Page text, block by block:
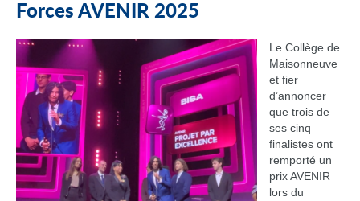
Forces AVENIR 2025
Le Collège de
Maisonneuve
et fier
d’annoncer
que trois de
ses cinq
finalistes ont
remporté un
prix AVENIR
lors du